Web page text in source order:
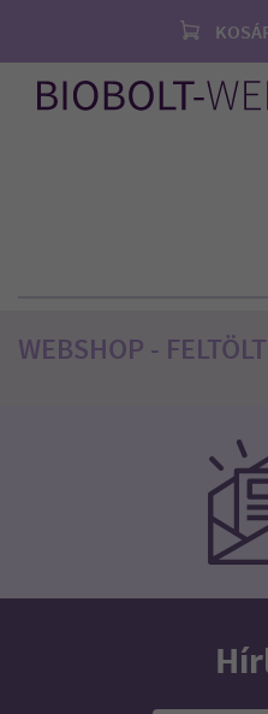
WEBSHOP -